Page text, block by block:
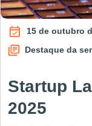
15 de outubro
Destaque da
Startup
2025